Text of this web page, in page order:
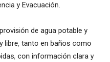
y Evacuación.
de agua potable y
libre, tanto en baños como
con información clara y